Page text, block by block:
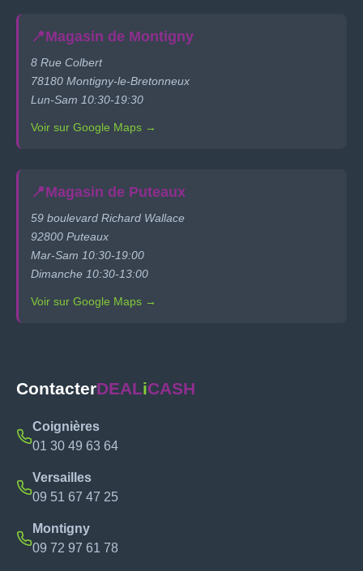
📍Magasin de Montigny
8 Rue Colbert
78180 Montigny-le-Bretonneux
Lun-Sam 10:30-19:30
Voir sur Google Maps →
📍Magasin de Puteaux
59 boulevard Richard Wallace
92800 Puteaux
Mar-Sam 10:30-19:00
Dimanche 10:30-13:00
Voir sur Google Maps →
ContacterDEALiCASH
Coignières
01 30 49 63 64
Versailles
09 51 67 47 25
Montigny
09 72 97 61 78